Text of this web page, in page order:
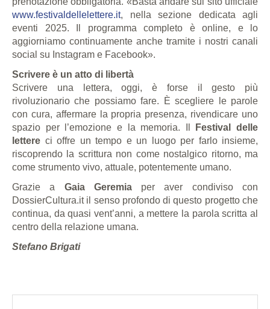
www.festivaldellelettere.it, nella sezione dedicata agli
eventi 2025. Il programma completo è online, e lo
aggiorniamo continuamente anche tramite i nostri canali
social su Instagram e Facebook».
Scrivere è un atto di libertà
Scrivere una lettera, oggi, è forse il gesto più
rivoluzionario che possiamo fare. È scegliere le parole
con cura, affermare la propria presenza, rivendicare uno
spazio per l’emozione e la memoria. Il
Festival delle
lettere ci offre un tempo e un luogo per farlo insieme,
riscoprendo la scrittura non come nostalgico ritorno, ma
come strumento vivo, attuale, potentemente umano.
Grazie a Gaia Geremiaper aver condiviso con
DossierCultura.it il senso profondo di questo progetto che
continua, da quasi vent’anni, a mettere la parola scritta al
centro della relazione umana.
Stefano Brigati